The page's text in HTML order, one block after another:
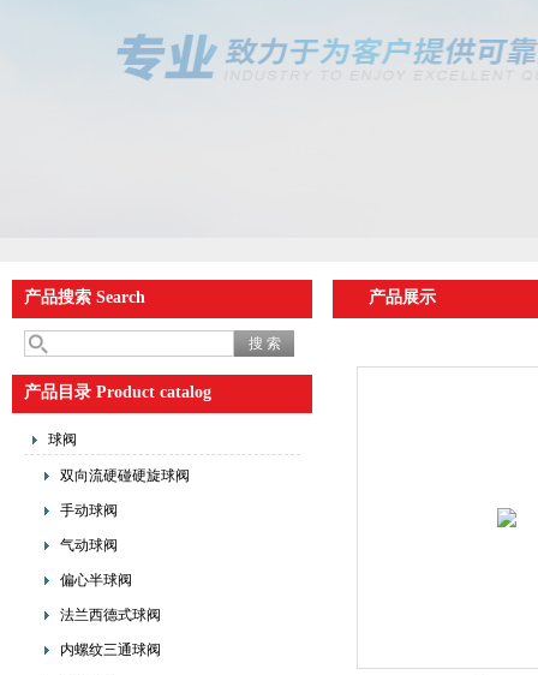
产品搜索 Search
产品目录 Product catalog
球阀
双向流硬碰硬旋球阀
手动球阀
气动球阀
偏心半球阀
法兰西德式球阀
内螺纹三通球阀
产品展示